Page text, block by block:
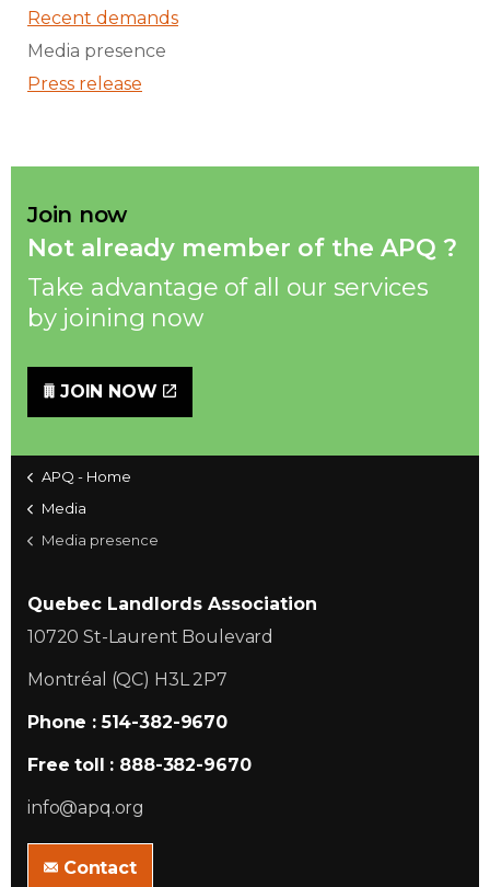
Recent demands
Media presence
Press release
Join now
Not already member of the APQ ?
Take advantage of all our services
by joining now
JOIN NOW
APQ - Home
Media
Media presence
Quebec Landlords Association
10720 St-Laurent Boulevard
Montréal (QC) H3L 2P7
Phone : 514-382-9670
Free toll : 888-382-9670
info@apq.org
Contact